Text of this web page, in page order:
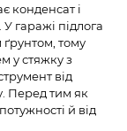
конденсат і
гаражі підлога
тому
у стяжку з
від
Перед тим як
й від